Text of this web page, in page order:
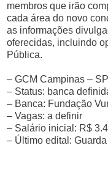
membros que irão
cada área do novo
as informações
oferecidas, incluindo
Pública.
– GCM Campinas – SP
– Status: banca
– Banca: Fundação
– Vagas: a definir
– Salário inicial: R$
– Último edital: